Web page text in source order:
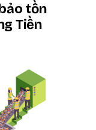
tồn
Tiền